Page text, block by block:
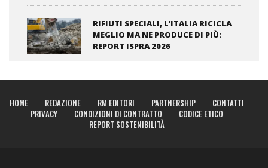
RIFIUTI SPECIALI, L’ITALIA RICICLA
MEGLIO MA NE PRODUCE DI PIÙ:
REPORT ISPRA 2026
HOME REDAZIONE RM EDITORI PARTNERSHIP
CONTATTI
PRIVACY
CONDIZIONI DI CONTRATTO
CODICE ETICO
REPORT SOSTENIBILITÀ